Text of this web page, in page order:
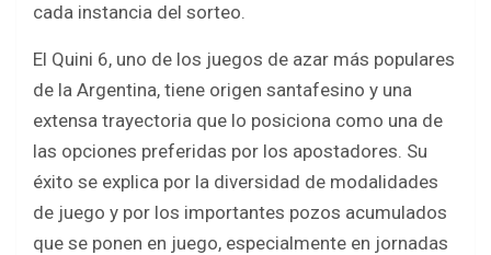
cada instancia del sorteo.
El Quini 6, uno de los juegos de azar más populares
de la Argentina, tiene origen santafesino y una
extensa trayectoria que lo posiciona como una de
las opciones preferidas por los apostadores. Su
éxito se explica por la diversidad de modalidades
de juego y por los importantes pozos acumulados
que se ponen en juego, especialmente en jornadas